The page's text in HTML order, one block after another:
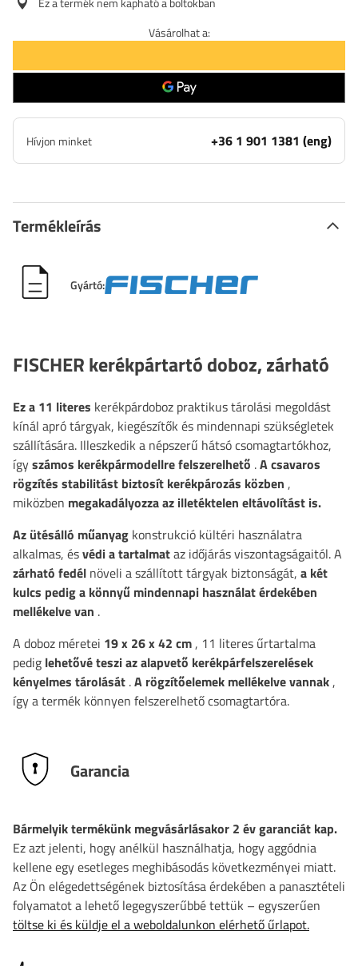
Vásárolhat a:
Hívjon minket +36 1 901 1381 (eng)
Termékleírás
Gyártó:
FISCHER kerékpártartó doboz, zárható
Ez a 11 literes kerékpárdoboz praktikus tárolási megoldást
kínál apró tárgyak, kiegészítők és mindennapi szükségletek
szállítására. Illeszkedik a népszerű hátsó csomagtartókhoz,
ígyszámos kerékpármodellre felszerelhető .A csavaros
rögzítés stabilitást biztosít kerékpározás közben ,
miközben megakadályozza az illetéktelen eltávolítást is.
Az ütésálló műanyag konstrukció kültéri használatra
alkalmas, ésvédi a tartalmataz időjárás viszontagságaitól. A
zárható fedél növeli a szállított tárgyak biztonságát, a két
kulcs pedig a könnyű mindennapi használat érdekében
mellékelve van .
A doboz méretei 19 x 26 x 42 cm, 11 literes űrtartalma
pedig lehetővé teszi az alapvető kerékpárfelszerelések
kényelmes tárolását .A rögzítőelemek mellékelve vannak,
így a termék könnyen felszerelhető csomagtartóra.
Garancia
Bármelyik termékünk megvásárlásakor 2 év garanciát kap.
Ez azt jelenti, hogy anélkül használhatja, hogy aggódnia
kellene egy esetleges meghibásodás következményei miatt.
Az Ön elégedettségének biztosítása érdekében a panasztételi
folyamatot a lehető legegyszerűbbé tettük – egyszerűen
töltse ki és küldje el a weboldalunkon elérhető űrlapot.